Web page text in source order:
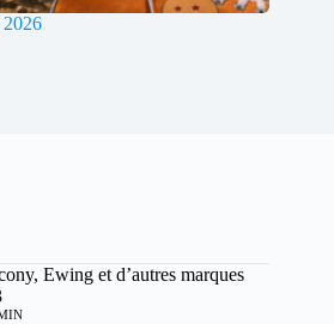
Ewing et d’autres marques